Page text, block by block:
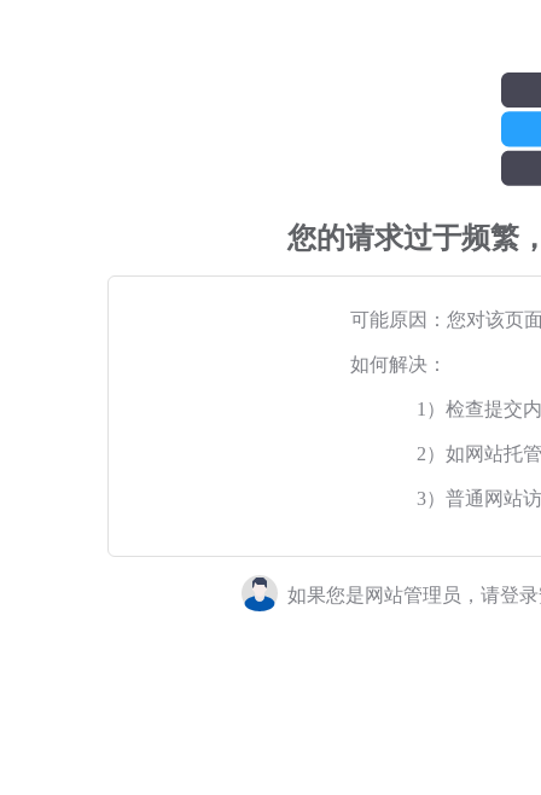
您的请求过于频繁
可能原因：您对该页
如何解决：
1）检查提交
2）如网站托
3）普通网站
如果您是网站管理员，请登